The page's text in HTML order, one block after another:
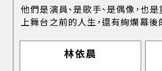
他們是演員、是歌手、是偶像，
上舞台之前的人生，還有絢爛幕
林依晨